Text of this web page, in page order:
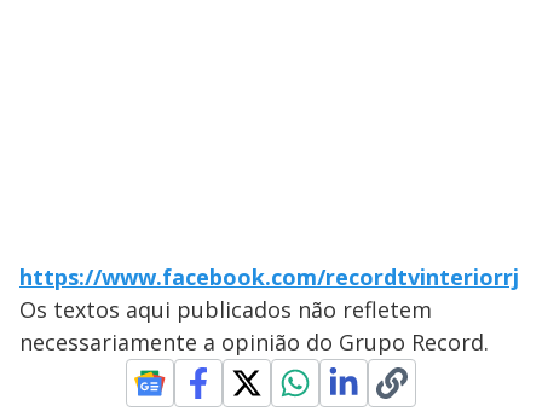
https://www.facebook.com/recordtvinteriorrj
Os textos aqui publicados não refletem
necessariamente a opinião do Grupo Record.